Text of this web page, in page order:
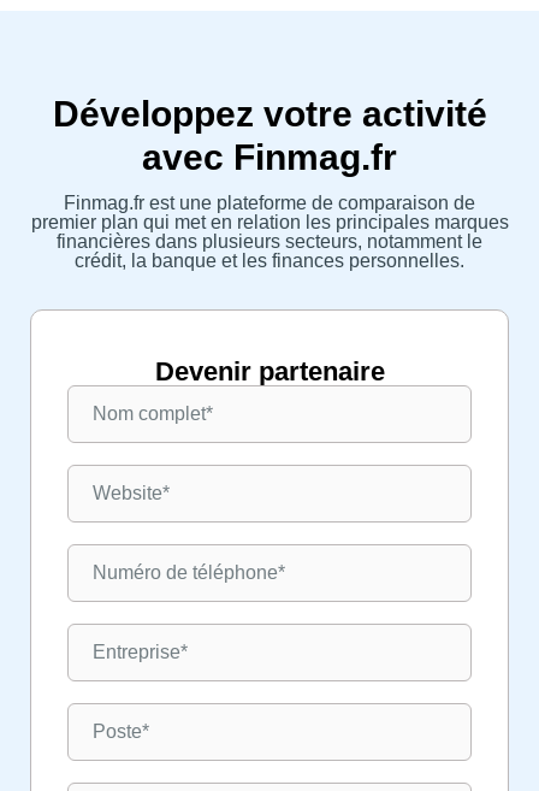
Développez votre activité
avec Finmag.fr
Finmag.fr est une plateforme de comparaison de
premier plan qui met en relation les principales marques
financières dans plusieurs secteurs, notamment le
crédit, la banque et les finances personnelles.
Devenir partenaire